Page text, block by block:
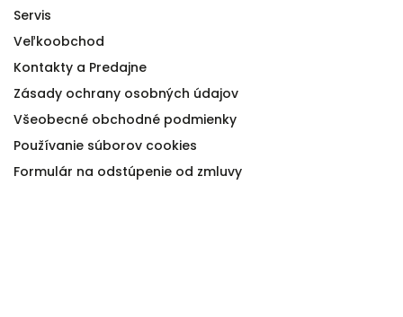
Servis
Veľkoobchod
Kontakty a Predajne
Zásady ochrany osobných údajov
Všeobecné obchodné podmienky
Používanie súborov cookies
Formulár na odstúpenie od zmluvy